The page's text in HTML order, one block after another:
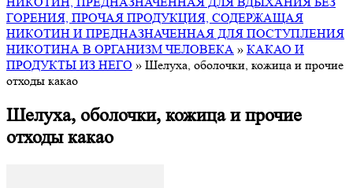
ГОРЕНИЯ, ПРОЧАЯ ПРОДУКЦИЯ, СОДЕРЖАЩАЯ
НИКОТИН И ПРЕДНАЗНАЧЕННАЯ ДЛЯ ПОСТУПЛЕНИЯ
НИКОТИНА В ОРГАНИЗМ ЧЕЛОВЕКА » КАКАО И
ПРОДУКТЫ ИЗ НЕГО » Шелуха, оболочки, кожица и прочие
отходы какао
Шелуха, оболочки, кожица и прочие
отходы какао